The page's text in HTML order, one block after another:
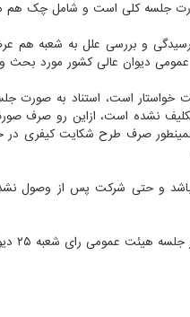
صورت جلسه کلی است و شامل چک
رسیدگی و بررسی علل به شعبه
دیوان عالی کشور مورد بحث
در دست خواستار است، استناد به
نشده است، ازاین رو صرف
صرف طرح شکایت کیفری در
باشد و حتی شرکت پس از وصول
رای شعبه ۲۵ دیوان عالی کشور را تایید نمودند.